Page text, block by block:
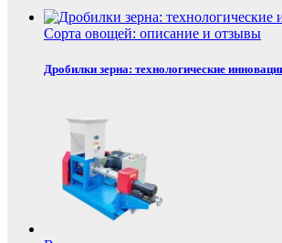
Сорта овощей: описание и отзывы
Дробилки зерна: технологические